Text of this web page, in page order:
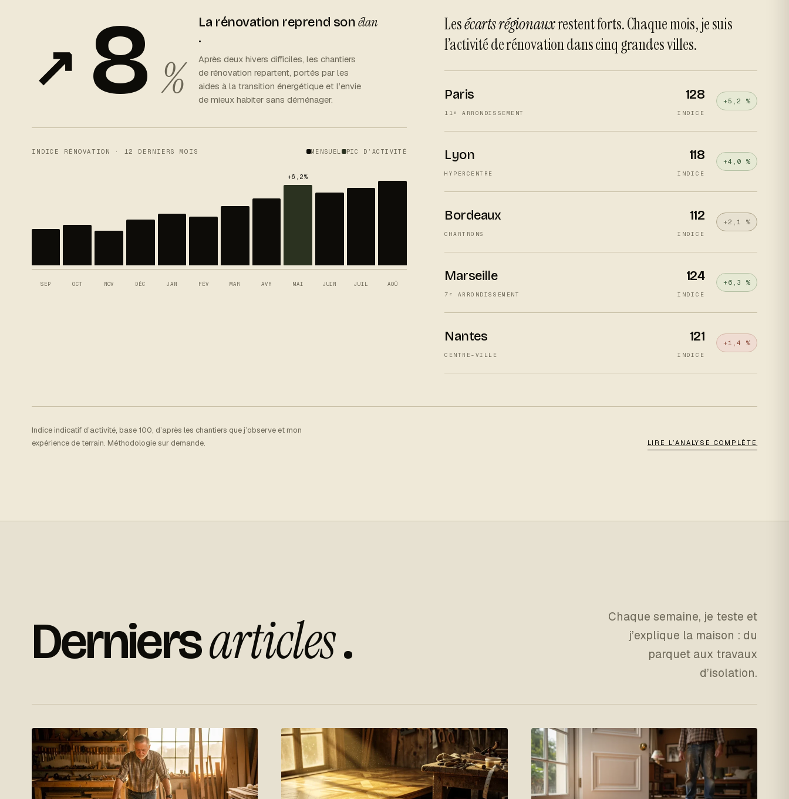
↗︎ 8 %
La rénovation reprend sonélan
.
Après deux hivers difficiles, les chantiers
de rénovation repartent, portés par les
aides à la transition énergétique et l’envie
de mieux habiter sans déménager.
INDICE RÉNOVATION · 12 DERNIERS MOIS MENSUEL PIC D’ACTIVITÉ
SEP OCT NOV DÉC JAN FÉV MAR AVR MAI JUIN JUIL AOÛ
Lesécarts régionauxrestent forts. Chaque mois, je suis
l’activité de rénovation dans cinq grandes villes.
Paris
11ᵉ ARRONDISSEMENT
128
INDICE
+5,2 %
Lyon
HYPERCENTRE
118
INDICE
+4,0 %
Bordeaux
CHARTRONS
112
INDICE
+2,1 %
Marseille
7ᵉ ARRONDISSEMENT
124
INDICE
+6,3 %
Nantes
CENTRE-VILLE
121
INDICE
+1,4 %
Indice indicatif d’activité, base 100, d’après les chantiers que j’observe et mon
expérience de terrain. Méthodologie sur demande.
LIRE L’ANALYSE COMPLÈTE
Derniersarticles.
Chaque semaine, je teste et
j’explique la maison : du
parquet aux travaux
d’isolation.